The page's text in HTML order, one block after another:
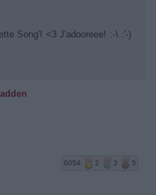
Song'! <3 J'adooreee! :-\ :'-)
6054 2 3 5